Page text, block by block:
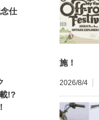
仕
!?
施！
2026/8/4